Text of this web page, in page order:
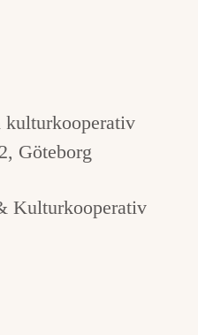
kulturkooperativ
Göteborg
Kulturkooperativ